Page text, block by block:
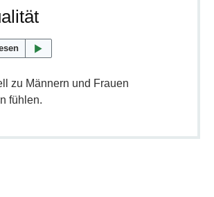
zu Männern und Frauen
fühlen.